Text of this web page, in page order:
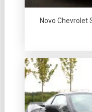
Novo Chevrolet